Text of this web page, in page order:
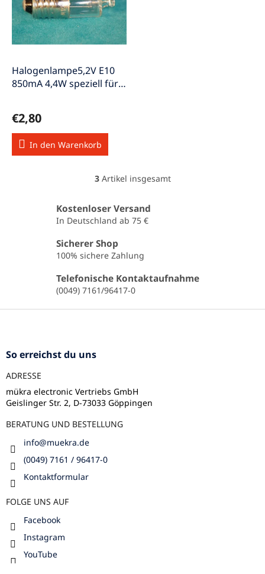
Halogenlampe5,2V E10
850mA 4,4W speziell für
€2,80
In den Warenkorb
S
e
u
e
e
l
e
m
e
n
i
s
t
3Artikel insgesamt
Kostenloser Versand
In Deutschland ab 75 €
Sicherer Shop
100% sichere Zahlung
Telefonische Kontaktaufnahme
(0049) 7161/96417-0
F
So erreichst du uns
ADRESSE
mükra electronic Vertriebs GmbH
Geislinger Str. 2, D-73033 Göppingen
BERATUNG UND BESTELLUNG
info@muekra.de
(0049) 7161 / 96417-0
Kontaktformular
FOLGE UNS AUF
Facebook
Instagram
YouTube